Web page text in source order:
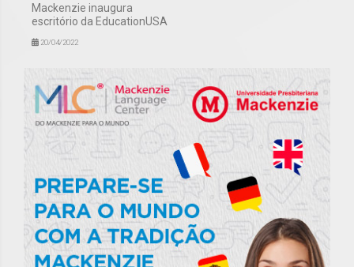
Mackenzie inaugura
escritório da EducationUSA
20/04/2022